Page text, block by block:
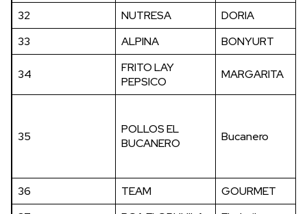
32
NUTRESA
DORIA
33
ALPINA BONYURT
34
FRITO LAY
PEPSICO
MARGARITA
35
POLLOS EL
BUCANERO
Bucanero
36 TEAM
GOURMET